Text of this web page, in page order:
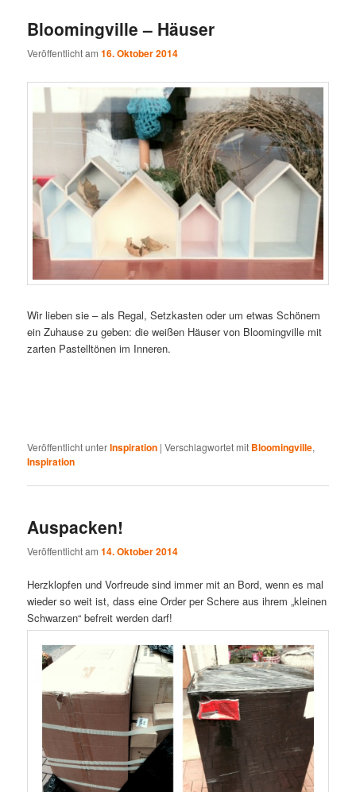
Bloomingville – Häuser
Veröffentlicht am16. Oktober 2014
Wir lieben sie – als Regal, Setzkasten oder um etwas Schönem
ein Zuhause zu geben: die weißen Häuser von Bloomingville mit
zarten Pastelltönen im Inneren.
Veröffentlicht unterInspiration |Verschlagwortet mit Bloomingville,
Inspiration
Auspacken!
Veröffentlicht am14. Oktober 2014
Herzklopfen und Vorfreude sind immer mit an Bord, wenn es mal
wieder so weit ist, dass eine Order per Schere aus ihrem „kleinen
Schwarzen“ befreit werden darf!